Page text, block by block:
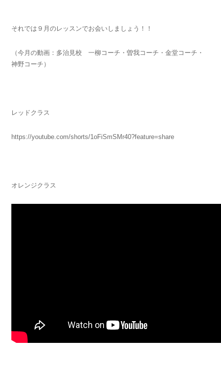
それでは９月のレッスンでお会いしましょう！！
（今月の動画：多治見校 一柳コーチ・曽我コーチ・金堂コーチ・
神野コーチ）
レッドクラス
https://youtube.com/shorts/1oFiSmSMr40?feature=share
オレンジクラス